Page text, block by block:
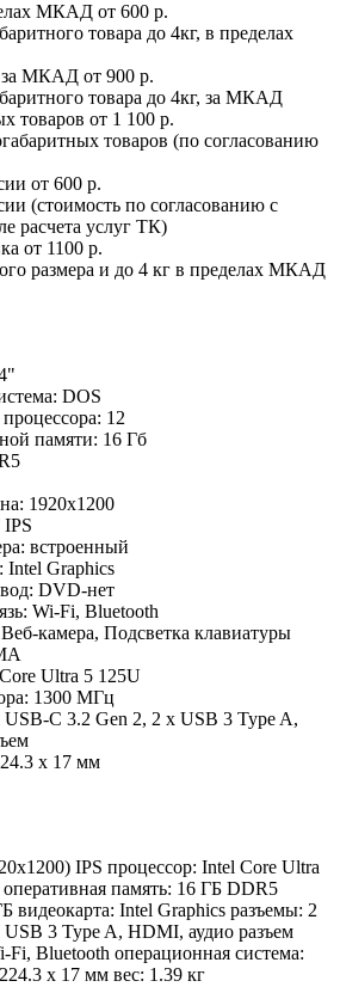
МКАД от 600 р.
товара до 4кг, в пределах
за МКАД от 900 р.
товара до 4кг, за МКАД
товаров от 1 100 р.
товаров (по согласованию
от 600 р.
(стоимость по согласованию с
расчета услуг ТК)
от 1100 р.
размера и до 4 кг в пределах МКАД
DOS
12
памяти: 16 Гб
1920x1200
встроенный
Intel Graphics
DVD-нет
Wi-Fi, Bluetooth
Веб-камера, Подсветка клавиатуры
Ultra 5 125U
1300 МГц
USB-C 3.2 Gen 2, 2 х USB 3 Type A,
x 17 мм
IPS процессор: Intel Core Ultra
память: 16 ГБ DDR5
видеокарта: Intel Graphics разъемы: 2
3 Type A, HDMI, аудио разъем
Fi, Bluetooth операционная система:
x 17 мм вес: 1.39 кг